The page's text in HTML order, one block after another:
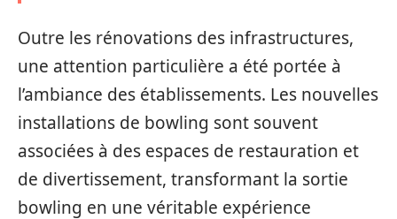
Outre les rénovations des infrastructures,
une attention particulière a été portée à
l’ambiance des établissements. Les nouvelles
installations de bowling sont souvent
associées à des espaces de restauration et
de divertissement, transformant la sortie
bowling en une véritable expérience